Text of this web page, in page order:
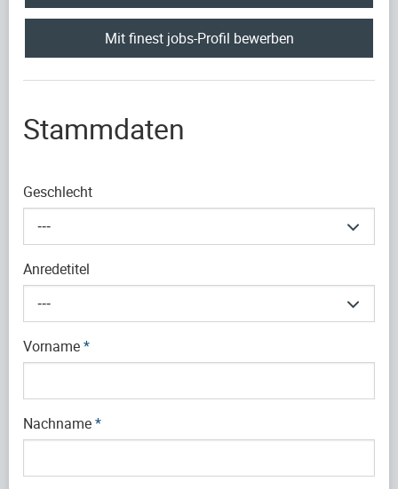
Mit finest jobs-Profil bewerben
Stammdaten
Geschlecht
---
Anredetitel
---
Vorname*
Nachname*